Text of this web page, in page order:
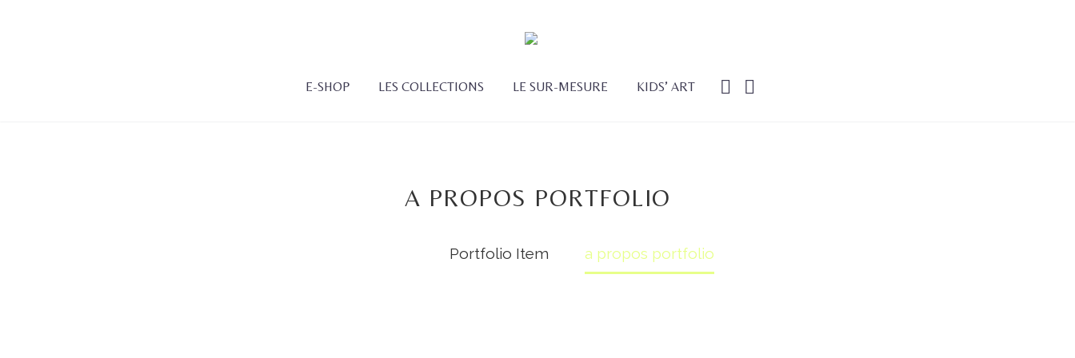
E-SHOP LES COLLECTIONS LE SUR-MESURE KIDS’ ART
A PROPOS PORTFOLIO
Portfolio Item a propos portfolio